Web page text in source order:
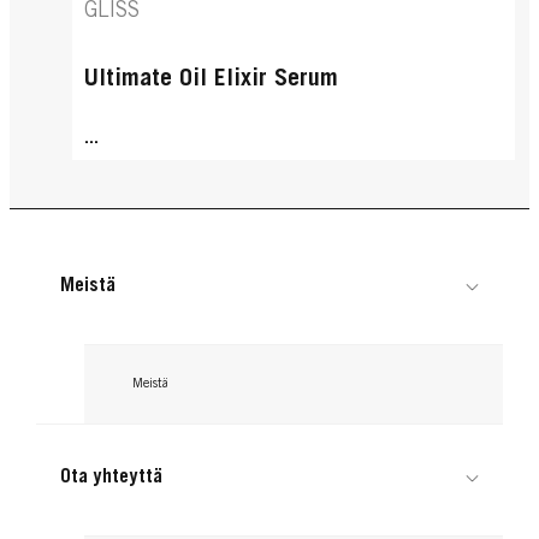
GLISS
Ultimate Oil Elixir Serum
...
Meistä
Meistä
Ota yhteyttä